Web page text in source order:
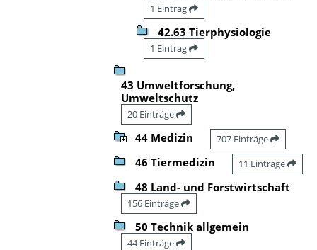
1 Eintrag
42.63 Tierphysiologie
1 Eintrag
43 Umweltforschung,
Umweltschutz
20 Einträge
44 Medizin 707 Einträge
46 Tiermedizin 11 Einträge
48 Land- und Forstwirtschaft
156 Einträge
50 Technik allgemein
44 Einträge